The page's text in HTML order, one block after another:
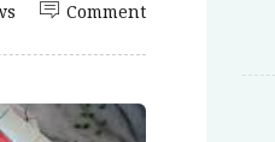
Comment